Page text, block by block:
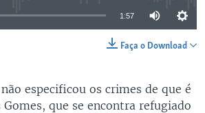
1:57
Faça o Download
especificou os crimes de que é
que se encontra refugiado